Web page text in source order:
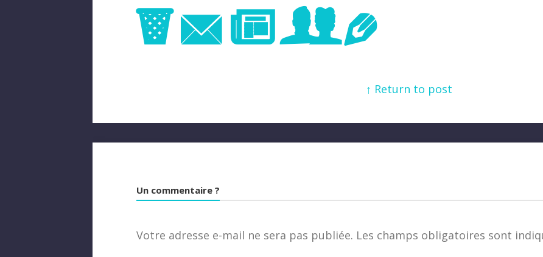
Image
↑ Return to post
Un commentaire ?
Votre adresse e-mail ne sera pas publiée. Les champs obligatoires sont